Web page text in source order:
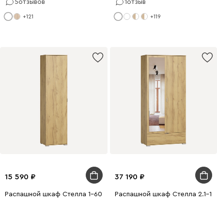
5отзывов
+121
1отзыв
+119
15 590
Распашной шкаф Стелла 1-60x240 Дуб Золотистый
37 190
Распашной шкаф Стелла 2.1-